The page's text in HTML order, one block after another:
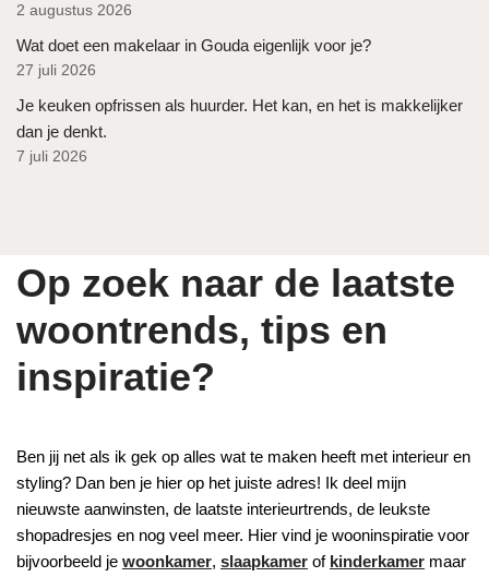
2 augustus 2026
Wat doet een makelaar in Gouda eigenlijk voor je?
27 juli 2026
Je keuken opfrissen als huurder. Het kan, en het is makkelijker
dan je denkt.
7 juli 2026
Op zoek naar de laatste
woontrends, tips en
inspiratie?
Ben jij net als ik gek op alles wat te maken heeft met interieur en
styling? Dan ben je hier op het juiste adres! Ik deel mijn
nieuwste aanwinsten, de laatste interieurtrends, de leukste
shopadresjes en nog veel meer. Hier vind je wooninspiratie voor
bijvoorbeeld je woonkamer, slaapkamer of kinderkamer maar